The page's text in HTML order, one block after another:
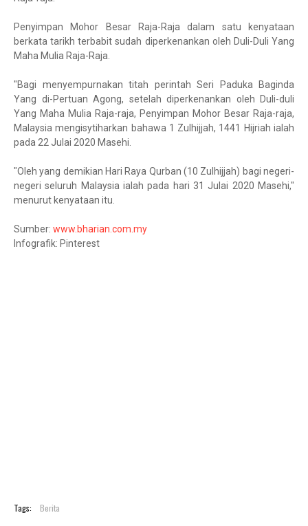
Penyimpan Mohor Besar Raja-Raja dalam satu kenyataan
berkata tarikh terbabit sudah diperkenankan oleh Duli-Duli Yang
Maha Mulia Raja-Raja.
"Bagi menyempurnakan titah perintah Seri Paduka Baginda
Yang di-Pertuan Agong, setelah diperkenankan oleh Duli-duli
Yang Maha Mulia Raja-raja, Penyimpan Mohor Besar Raja-raja,
Malaysia mengisytiharkan bahawa 1 Zulhijjah, 1441 Hijriah ialah
pada 22 Julai 2020 Masehi.
"Oleh yang demikian Hari Raya Qurban (10 Zulhijjah) bagi negeri-
negeri seluruh Malaysia ialah pada hari 31 Julai 2020 Masehi,"
menurut kenyataan itu.
Sumber: www.bharian.com.my
Infografik: Pinterest
Tags: Berita